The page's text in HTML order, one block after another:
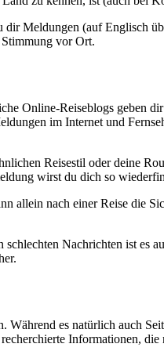
Meldungen (auf Englisch
Stimmung vor Ort.
Online-Reiseblogs geben
im Internet und
Reisestil oder deine
wirst du dich so
allein nach einer Reise die
Nachrichten ist es
es natürlich auch
Informationen,